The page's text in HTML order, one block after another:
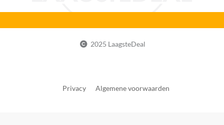
2025 LaagsteDeal
Privacy Algemene voorwaarden